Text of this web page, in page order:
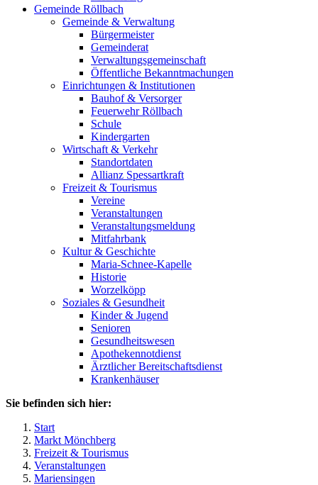
Gemeinde Röllbach
Gemeinde & Verwaltung
Bürgermeister
Gemeinderat
Verwaltungsgemeinschaft
Öffentliche Bekanntmachungen
Einrichtungen & Institutionen
Bauhof & Versorger
Feuerwehr Röllbach
Schule
Kindergarten
Wirtschaft & Verkehr
Standortdaten
Allianz Spessartkraft
Freizeit & Tourismus
Vereine
Veranstaltungen
Veranstaltungsmeldung
Mitfahrbank
Kultur & Geschichte
Maria-Schnee-Kapelle
Historie
Worzelköpp
Soziales & Gesundheit
Kinder & Jugend
Senioren
Gesundheitswesen
Apothekennotdienst
Ärztlicher Bereitschaftsdienst
Krankenhäuser
Sie befinden sich hier:
Start
Markt Mönchberg
Freizeit & Tourismus
Veranstaltungen
Mariensingen